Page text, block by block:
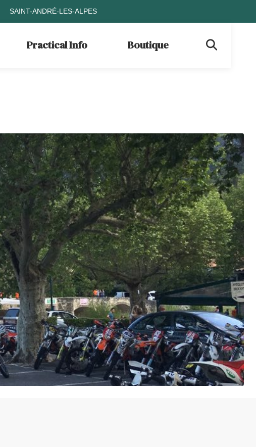
SAINT-ANDRÉ-LES-ALPES
Practical Info Boutique